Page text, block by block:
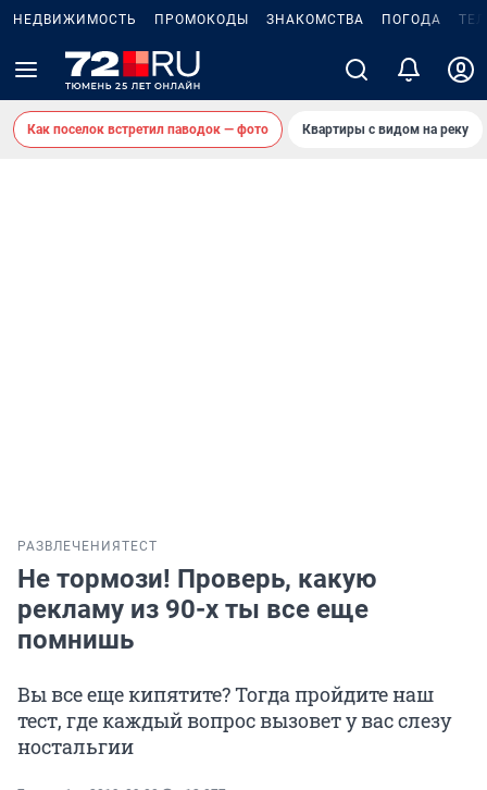
НЕДВИЖИМОСТЬ ПРОМОКОДЫ ЗНАКОМСТВА ПОГОДА
Как поселок встретил паводок — фото Квартиры с видом на реку
РАЗВЛЕЧЕНИЯ ТЕСТ
Не тормози! Проверь, какую
рекламу из 90-х ты все еще
помнишь
Вы все еще кипятите? Тогда пройдите наш
тест, где каждый вопрос вызовет у вас слезу
ностальгии